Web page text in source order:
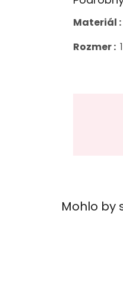
Mohlo by
Materiál :
Rozmer :